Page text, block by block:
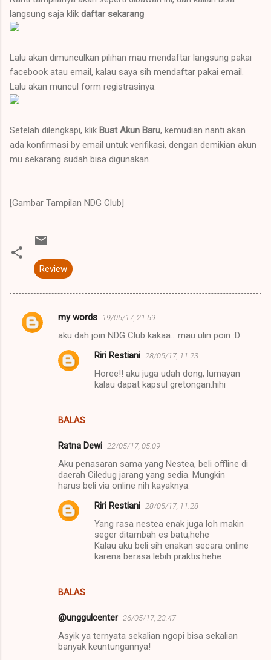
langsung saja klik daftar sekarang
Lalu akan dimunculkan pilihan mau mendaftar langsung pakai
facebook atau email, kalau saya sih mendaftar pakai email.
Lalu akan muncul form registrasinya.
Setelah dilengkapi, klik Buat Akun Baru, kemudian nanti akan
ada konfirmasi by email untuk verifikasi, dengan demikian akun
mu sekarang sudah bisa digunakan.
[Gambar Tampilan NDG Club]
Review
K
my words 19/05/17, 21.59
aku dah join NDG Club kakaa....mau ulin poin :D
BALAS
Riri Restiani 28/05/17, 11.23
Horee!! aku juga udah dong, lumayan
kalau dapat kapsul gretongan.hihi
Ratna Dewi 22/05/17, 05.09
Aku penasaran sama yang Nestea, beli offline di
daerah Ciledug jarang yang sedia. Mungkin
harus beli via online nih kayaknya.
BALAS
Riri Restiani 28/05/17, 11.28
Yang rasa nestea enak juga loh makin
seger ditambah es batu,hehe
Kalau aku beli sih enakan secara online
karena berasa lebih praktis.hehe
@unggulcenter 26/05/17, 23.47
Asyik ya ternyata sekalian ngopi bisa sekalian
banyak keuntungannya!